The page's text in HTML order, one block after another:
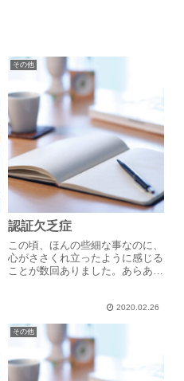
その他
認証欠乏症
この頃、ほんの些細な事なのに、
心がささくれ立ったように感じる
ことが数回ありました。あらあ
に、すぐに心がざわざわしてしま
う。「鉄は熱いうちに打て」は私
の座右の銘の一つでもあります。
2020.02.26
その他